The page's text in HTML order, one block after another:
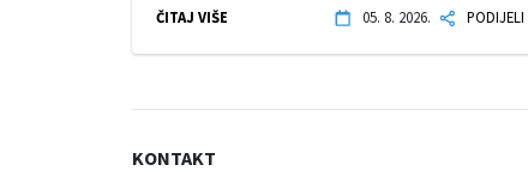
ČITAJ VIŠE 05. 8. 2026. PODIJELI
KONTAKT